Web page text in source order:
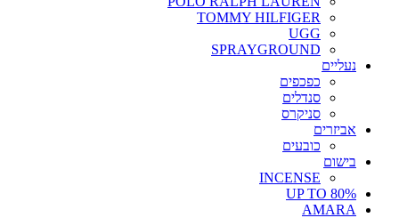
TOMMY HILFIGER
UGG
SPRAYGROUND
נעליים
כפכפים
סנדלים
סניקרס
אביזרים
כובעים
בישום
INCENSE
UP TO 80%
AMARA